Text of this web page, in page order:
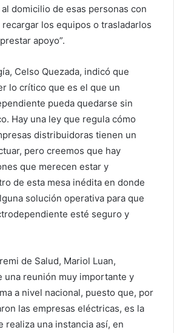
domicilio de esas personas con
los equipos o trasladarlos
apoyo”.
Celso Quezada, indicó que
lo crítico que es el que un
pueda quedarse sin
Hay una ley que regula cómo
distribuidoras tienen un
pero creemos que hay
que merecen estar y
de esta mesa inédita en donde
solución operativa para que
esté seguro y
de Salud, Mariol Luan,
una reunión muy importante y
a nivel nacional, puesto que, por
las empresas eléctricas, es la
realiza una instancia así, en